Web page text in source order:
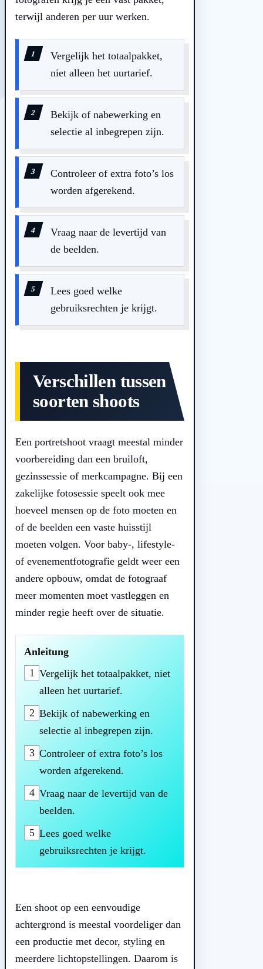
terwijl anderen per uur werken.
Vergelijk het totaalpakket,
niet alleen het uurtarief.
Bekijk of nabewerking en
selectie al inbegrepen zijn.
Controleer of extra foto’s los
worden afgerekend.
Vraag naar de levertijd van
de beelden.
Lees goed welke
gebruiksrechten je krijgt.
Verschillen tussen
soorten shoots
Een portretshoot vraagt meestal minder
voorbereiding dan een bruiloft,
gezinssessie of merkcampagne. Bij een
zakelijke fotosessie speelt ook mee
hoeveel mensen op de foto moeten en
of de beelden een vaste huisstijl
moeten volgen. Voor baby-, lifestyle-
of evenementfotografie geldt weer een
andere opbouw, omdat de fotograaf
meer momenten moet vastleggen en
minder regie heeft over de situatie.
Anleitung
1 Vergelijk het totaalpakket, niet
alleen het uurtarief.
2 Bekijk of nabewerking en
selectie al inbegrepen zijn.
3 Controleer of extra foto’s los
worden afgerekend.
4 Vraag naar de levertijd van de
beelden.
5 Lees goed welke
gebruiksrechten je krijgt.
Een shoot op een eenvoudige
achtergrond is meestal voordeliger dan
een productie met decor, styling en
meerdere lichtopstellingen. Daarom is